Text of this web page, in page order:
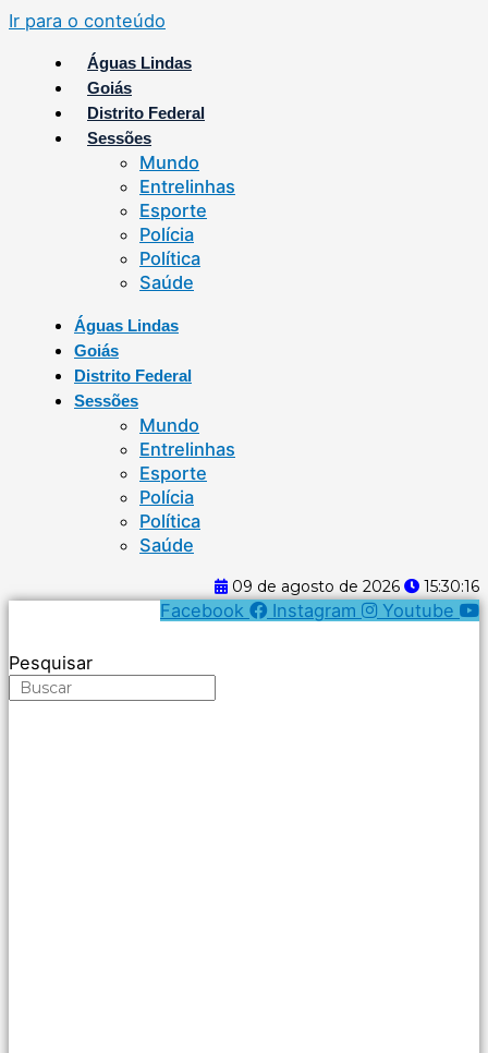
Ir para o conteúdo
Águas Lindas
Goiás
Distrito Federal
Sessões
Mundo
Entrelinhas
Esporte
Polícia
Política
Saúde
Águas Lindas
Goiás
Distrito Federal
Sessões
Mundo
Entrelinhas
Esporte
Polícia
Política
Saúde
09 de agosto de 2026 15:30:16
Facebook Instagram Youtube
Pesquisar